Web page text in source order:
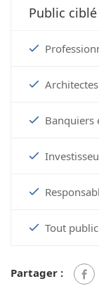
Public ciblé
Banquiers
Tout public
Partager :